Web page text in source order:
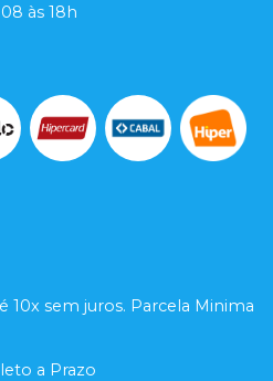
às 18h
10x sem juros. Parcela Minima
a Prazo